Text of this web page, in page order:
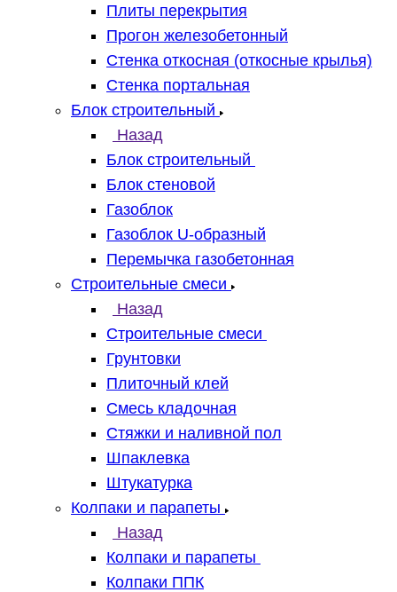
Плиты перекрытия
Прогон железобетонный
Стенка откосная (откосные крылья)
Стенка портальная
Блок строительный
Назад
Блок строительный
Блок стеновой
Газоблок
Газоблок U-образный
Перемычка газобетонная
Строительные смеси
Назад
Строительные смеси
Грунтовки
Плиточный клей
Смесь кладочная
Стяжки и наливной пол
Шпаклевка
Штукатурка
Колпаки и парапеты
Назад
Колпаки и парапеты
Колпаки ППК